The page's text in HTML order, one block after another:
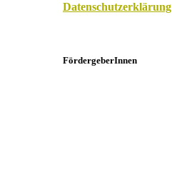
Datenschutzerklärung
FördergeberInnen